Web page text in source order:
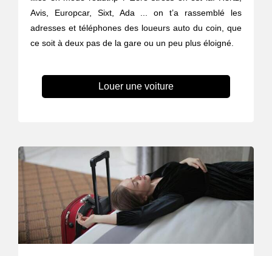
Avis, Europcar, Sixt, Ada ... on t’a rassemblé les
adresses et téléphones des loueurs auto du coin, que
ce soit à deux pas de la gare ou un peu plus éloigné.
Louer une voiture